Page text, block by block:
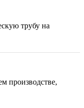
трубу на
производстве,